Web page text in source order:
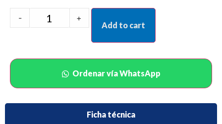
- +
Add to cart
Ordenar vía WhatsApp
Ficha técnica